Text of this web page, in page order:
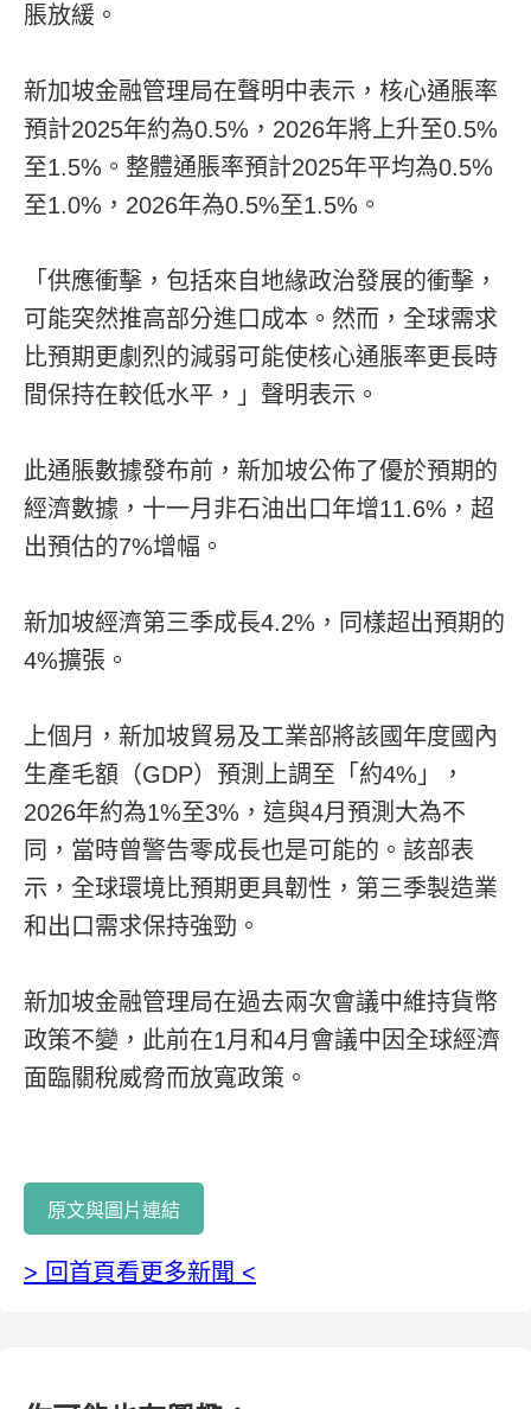
脹放緩。
新加坡金融管理局在聲明中表示，核心通脹率
預計2025年約為0.5%，2026年將上升至0.5%
至1.5%。整體通脹率預計2025年平均為0.5%
至1.0%，2026年為0.5%至1.5%。
「供應衝擊，包括來自地緣政治發展的衝擊，
可能突然推高部分進口成本。然而，全球需求
比預期更劇烈的減弱可能使核心通脹率更長時
間保持在較低水平，」聲明表示。
此通脹數據發布前，新加坡公佈了優於預期的
經濟數據，十一月非石油出口年增11.6%，超
出預估的7%增幅。
新加坡經濟第三季成長4.2%，同樣超出預期的
4%擴張。
上個月，新加坡貿易及工業部將該國年度國內
生產毛額（GDP）預測上調至「約4%」，
2026年約為1%至3%，這與4月預測大為不
同，當時曾警告零成長也是可能的。該部表
示，全球環境比預期更具韌性，第三季製造業
和出口需求保持強勁。
新加坡金融管理局在過去兩次會議中維持貨幣
政策不變，此前在1月和4月會議中因全球經濟
面臨關稅威脅而放寬政策。
原文與圖片連結
> 回首頁看更多新聞 <